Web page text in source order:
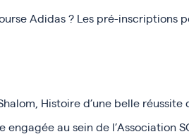
Adidas ? Les pré-inscriptions
Histoire d’une belle réussite
au sein de l’Association